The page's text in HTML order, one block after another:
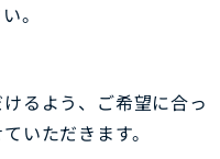
。
るよう、ご希望に合っ
いただきます。